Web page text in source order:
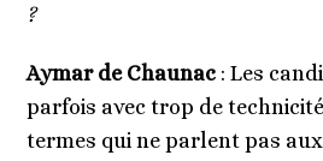
?
Aymar de Chaunac : Les
parfois avec trop de
termes qui ne parlent pas